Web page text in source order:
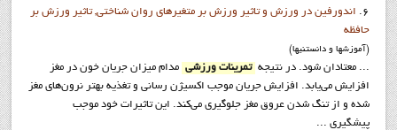
6.
اندورفین در ورزش و تاثیر ورزش بر متغیرهای روان شناختی, تاثیر ورزش بر
حافظه
(آموزشها و دانستنيها)
... معتادان شود. در نتیجه
تمرینات ورزشی مدام میزان جریان خون در مغز
افزایش می‌یابد. افزایش جریان موجب اکسیژن رسانی و تغذیه بهتر نرون‌های مغز
شده و از تنگ شدن عروق مغز جلوگیری می‌کند. این تاثیرات خود موجب
پیشگیری ...